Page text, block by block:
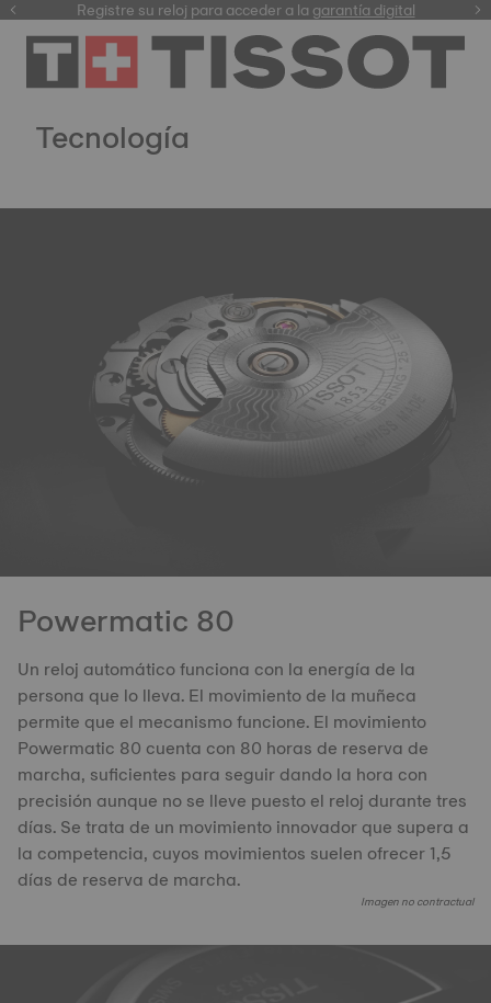
nuestra selección
Registre su reloj para acceder a la garantía digital
Tecnología
Powermatic 80
Un reloj automático funciona con la energía de la
persona que lo lleva. El movimiento de la muñeca
permite que el mecanismo funcione. El movimiento
Powermatic 80 cuenta con 80 horas de reserva de
marcha, suficientes para seguir dando la hora con
precisión aunque no se lleve puesto el reloj durante tres
días. Se trata de un movimiento innovador que supera a
la competencia, cuyos movimientos suelen ofrecer 1,5
días de reserva de marcha.
Imagen no contractual